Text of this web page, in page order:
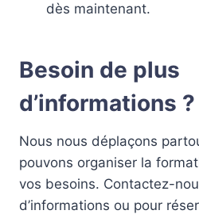
dès maintenant.
Besoin de plus
d’informations ?
Nous nous déplaçons
pouvons organiser la
vos besoins. Contactez-
d’informations ou pour